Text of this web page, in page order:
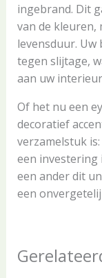
ingebrand. Dit
van de kleuren,
levensduur.
tegen slijtage,
aan uw
Of het nu een
decoratief
verzamelstuk
een investering
een ander dit
een